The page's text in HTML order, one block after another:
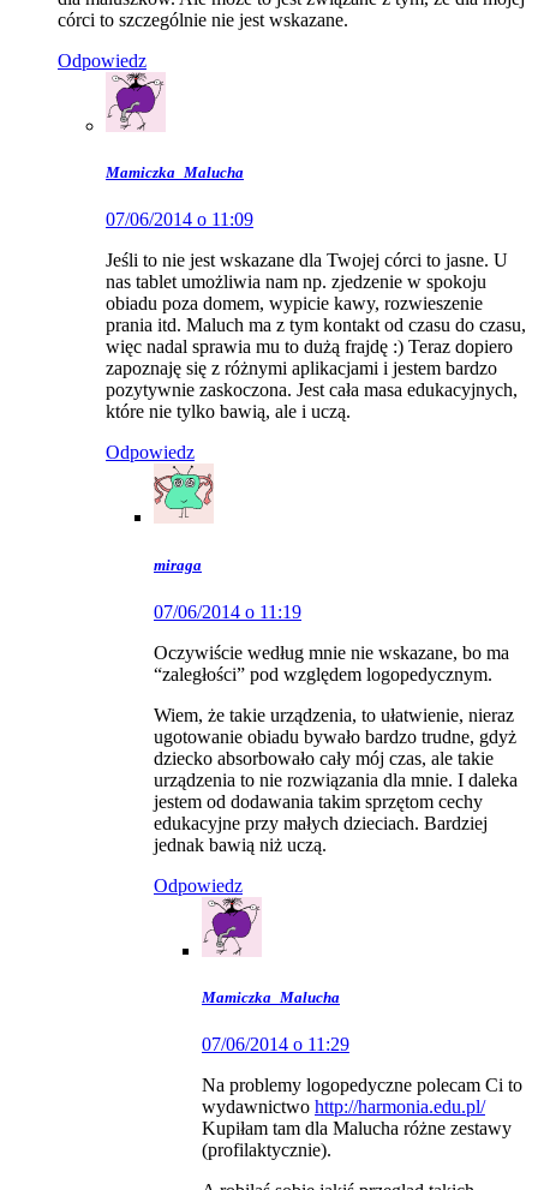
córci to szczególnie nie jest wskazane.
Odpowiedz
Mamiczka_Malucha
07/06/2014 o 11:09
Jeśli to nie jest wskazane dla Twojej córci to jasne. U
nas tablet umożliwia nam np. zjedzenie w spokoju
obiadu poza domem, wypicie kawy, rozwieszenie
prania itd. Maluch ma z tym kontakt od czasu do czasu,
więc nadal sprawia mu to dużą frajdę :) Teraz dopiero
zapoznaję się z różnymi aplikacjami i jestem bardzo
pozytywnie zaskoczona. Jest cała masa edukacyjnych,
które nie tylko bawią, ale i uczą.
Odpowiedz
miraga
07/06/2014 o 11:19
Oczywiście według mnie nie wskazane, bo ma
“zaległości” pod względem logopedycznym.
Wiem, że takie urządzenia, to ułatwienie, nieraz
ugotowanie obiadu bywało bardzo trudne, gdyż
dziecko absorbowało cały mój czas, ale takie
urządzenia to nie rozwiązania dla mnie. I daleka
jestem od dodawania takim sprzętom cechy
edukacyjne przy małych dzieciach. Bardziej
jednak bawią niż uczą.
Odpowiedz
Mamiczka_Malucha
07/06/2014 o 11:29
Na problemy logopedyczne polecam Ci to
wydawnictwo http://harmonia.edu.pl/
Kupiłam tam dla Malucha różne zestawy
(profilaktycznie).